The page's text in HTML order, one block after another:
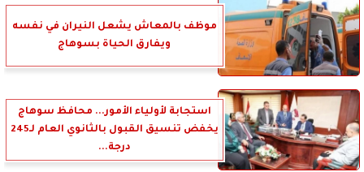
موظف بالمعاش يشعل النيران في نفسه
ويفارق الحياة بسوهاج
استجابة لأولياء الأمور... محافظ سوهاج
يخفض تنسيق القبول بالثانوي العام لـ245
درجة...